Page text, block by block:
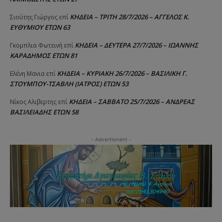
Σιούτης Γιώργος επί ΚΗΔΕΙΑ – ΤΡΙΤΗ 28/7/2026 – ΑΓΓΕΛΟΣ Κ.
ΕΥΘΥΜΙΟΥ ΕΤΩΝ 63
Γκομπλια Φωτεινή επί ΚΗΔΕΙΑ – ΔΕΥΤΕΡΑ 27/7/2026 – ΙΩΑΝΝΗΣ
ΚΑΡΑΔΗΜΟΣ ΕΤΩΝ 81
Ελένη Μανια επί ΚΗΔΕΙΑ – ΚΥΡΙΑΚΗ 26/7/2026 – ΒΑΣΙΛΙΚΗ Γ.
ΣΤΟΥΜΠΟΥ-ΤΣΑΒΛΗ (ΙΑΤΡΟΣ) ΕΤΩΝ 53
Νίκος Αλιβερτης επί ΚΗΔΕΙΑ – ΣΑΒΒΑΤΟ 25/7/2026 – ΑΝΔΡΕΑΣ
ΒΑΣΙΛΕΙΑΔΗΣ ΕΤΩΝ 58
- Advertisment -